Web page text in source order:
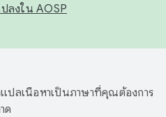
ลงใน AOSP
ปลเนื้อหาเป็นภาษาที่คุณต้องการ
ด